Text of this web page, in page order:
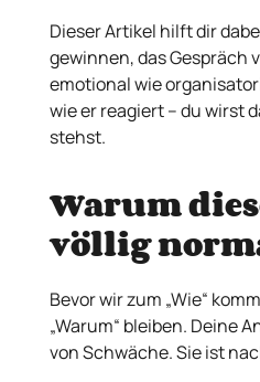
Dieser Artikel hilft dir
gewinnen, das Gespräch
emotional wie
wie er reagiert – du wirst
stehst.
Warum
völlig
Bevor wir zum „Wie“
„Warum“ bleiben. Deine
von Schwäche. Sie ist